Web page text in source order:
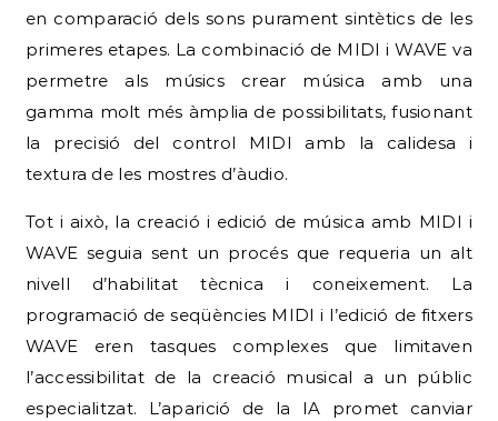
en comparació dels sons purament sintètics de les
primeres etapes. La combinació de MIDI i WAVE va
permetre als músics crear música amb una
gamma molt més àmplia de possibilitats, fusionant
la precisió del control MIDI amb la calidesa i
textura de les mostres d’àudio.
Tot i això, la creació i edició de música amb MIDI i
WAVE seguia sent un procés que requeria un alt
nivell d’habilitat tècnica i coneixement. La
programació de seqüències MIDI i l’edició de fitxers
WAVE eren tasques complexes que limitaven
l’accessibilitat de la creació musical a un públic
especialitzat. L’aparició de la IA promet canviar